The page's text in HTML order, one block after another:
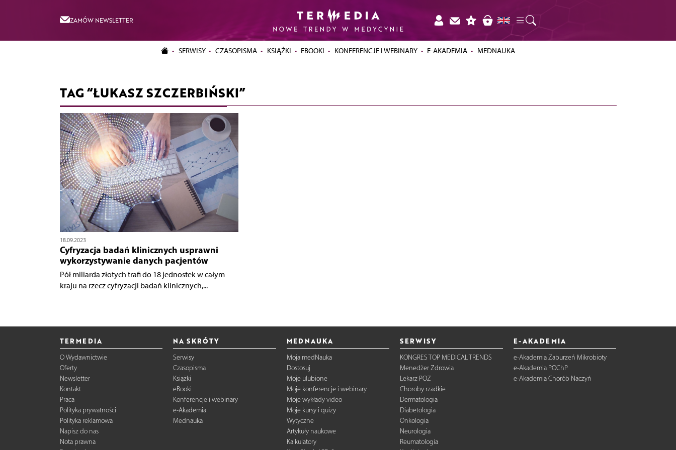
ZAMÓW NEWSLETTER
SERWISY CZASOPISMA KSIĄŻKI EBOOKI KONFERENCJE I WEBINARY E-AKADEMIA MEDNAUKA
TAG “ŁUKASZ SZCZERBIŃSKI”
18.09.2023
Cyfryzacja badań klinicznych usprawni
wykorzystywanie danych pacjentów
Pół miliarda złotych trafi do 18 jednostek w całym
kraju na rzecz cyfryzacji badań klinicznych,...
TERMEDIA
O Wydawnictwie
Oferty
Newsletter
Kontakt
Praca
Polityka prywatności
Polityka reklamowa
Napisz do nas
Nota prawna
NA SKRÓTY
Serwisy
Czasopisma
Książki
eBooki
Konferencje i webinary
e-Akademia
Mednauka
MEDNAUKA
Moja medNauka
Dostosuj
Moje ulubione
Moje konferencje i webinary
Moje wykłady video
Moje kursy i quizy
Wytyczne
Artykuły naukowe
Kalkulatory
SERWISY
KONGRES TOP MEDICAL TRENDS
Menedżer Zdrowia
Lekarz POZ
Choroby rzadkie
Dermatologia
Diabetologia
Onkologia
Neurologia
Reumatologia
E-AKADEMIA
e-Akademia Zaburzeń Mikrobioty
e-Akademia POChP
e-Akademia Chorób Naczyń